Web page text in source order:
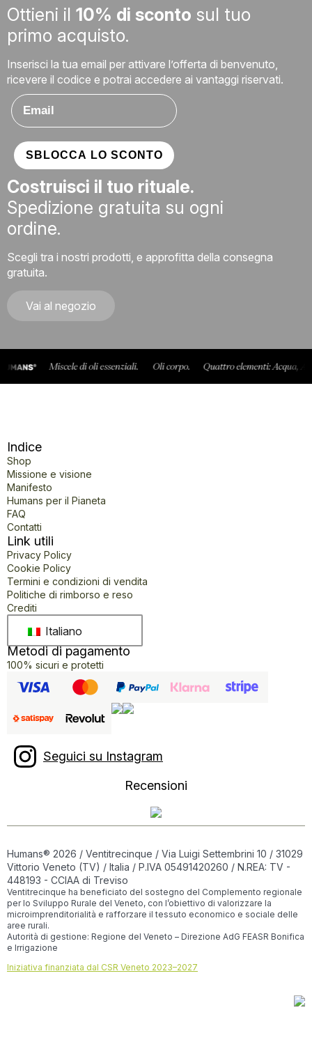
Ottieni il 10% di sconto sul tuo
primo acquisto.
Inserisci la tua email per attivare l’offerta di benvenuto,
ricevere il codice e potrai accedere ai vantaggi riservati.
Email
SBLOCCA LO SCONTO
Costruisci il tuo rituale.
Spedizione gratuita su ogni
ordine.
Scegli tra i nostri prodotti, e approfitta della consegna
gratuita.
Vai al negozio
Indice
Shop
Missione e visione
Manifesto
Humans per il Pianeta
FAQ
Contatti
Link utili
Privacy Policy
Cookie Policy
Termini e condizioni di vendita
Politiche di rimborso e reso
Crediti
Italiano
Metodi di pagamento
100% sicuri e protetti
Seguici su Instagram
Recensioni
Humans® 2026 / Ventitrecinque / Via Luigi Settembrini 10 / 31029
Vittorio Veneto (TV) / Italia / P.IVA 05491420260 / N.REA: TV -
448193 - CCIAA di Treviso
Ventitrecinque ha beneficiato del sostegno del Complemento regionale
per lo Sviluppo Rurale del Veneto, con l’obiettivo di valorizzare la
microimprenditorialità e rafforzare il tessuto economico e sociale delle
aree rurali.
Autorità di gestione: Regione del Veneto – Direzione AdG FEASR Bonifica
e Irrigazione
Iniziativa finanziata dal CSR Veneto 2023–2027
Email